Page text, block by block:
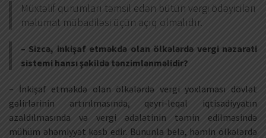
Müxtəlif qurumları təmsil edən bütün vergi ödəyiciləri
məlumat mübadiləsi üçün açıq olmalıdır.
– Sizcə, inkişaf etməkdə olan ölkələrdə vergi nəzarəti
sistemi hansı şəkildə tənzimlənməlidir?
– İnkişaf etməkdə olan ölkələrdə vergi yoxlaması dövlət
gəlirlərinin artırılmasında, qeyri-leqal iqtisadiyyatın
azaldılmasında və vergi ədalətinin təmin edilməsində
mühüm əhəmiyyət kəsb edir. Bununla belə, həmin ölkələrdə